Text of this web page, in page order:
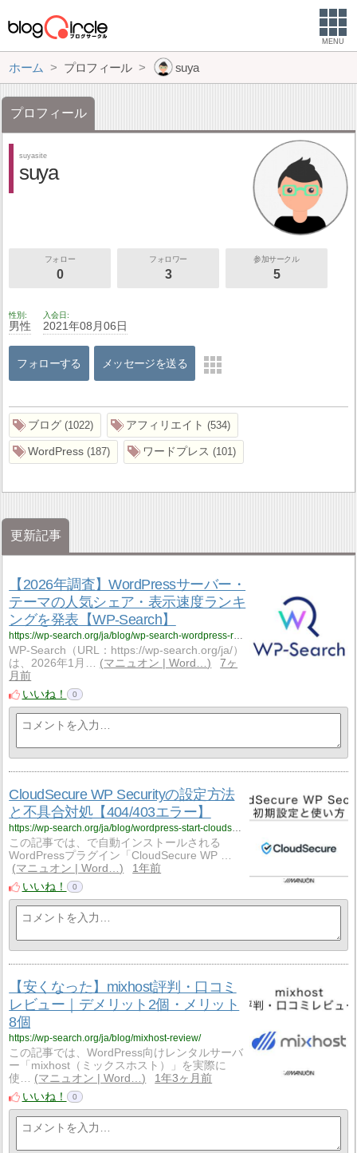
MENU
ホーム プロフィール suya
プロフィール
suyasite
suya
フォロー
0
フォロワー
3
参加サークル
5
性別
男性
入会日
2021年08月06日
フォローする メッセージを送る
ブログ 1022 アフィリエイト 534
WordPress 187 ワードプレス 101
更新記事
【2026年調査】WordPressサーバー・
テーマの人気シェア・表示速度ランキ
ングを発表【WP-Search】
https://wp-search.org/ja/blog/wp-search-wordpress-research-2026/
WP-Search（URL：https://wp-search.org/ja/）
は、2026年1月…
マニュオン | Word…
7ヶ
月前
いいね！
0
CloudSecure WP Securityの設定方法
と不具合対処【404/403エラー】
https://wp-search.org/ja/blog/wordpress-start-cloudsecure/
この記事では、で自動インストールされる
WordPressプラグイン「CloudSecure WP …
マニュオン | Word…
1年前
いいね！
0
【安くなった】mixhost評判・口コミ
レビュー｜デメリット2個・メリット
8個
https://wp-search.org/ja/blog/mixhost-review/
この記事では、WordPress向けレンタルサーバ
ー「mixhost（ミックスホスト）」を実際に
使…
マニュオン | Word…
1年3ヶ月前
いいね！
0